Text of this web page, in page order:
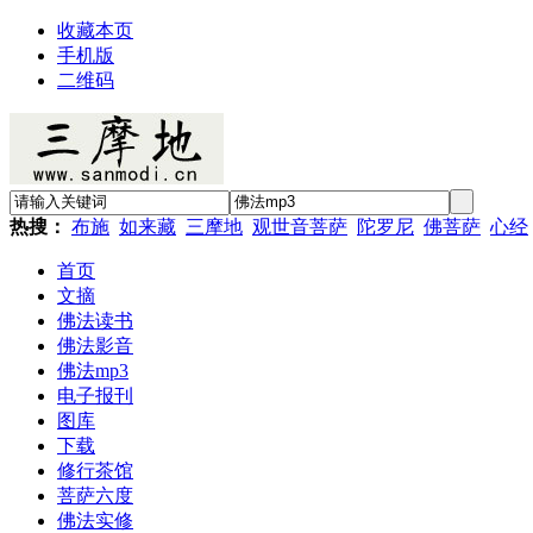
收藏本页
手机版
二维码
热搜： 布施 如来藏 三摩地 观世音菩萨 陀罗尼 佛菩萨 心经
首页
文摘
佛法读书
佛法影音
佛法mp3
电子报刊
图库
下载
修行茶馆
菩萨六度
佛法实修